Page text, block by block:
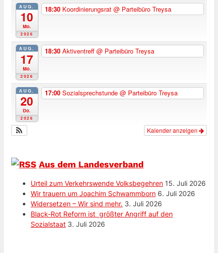
AUG.
10
Mo.
2026
18:30 Koordinierungsrat @ Parteibüro Treysa
AUG.
17
Mo.
2026
18:30 Aktiventreff @ Parteibüro Treysa
AUG.
20
Do.
2026
17:00 Sozialsprechstunde @ Parteibüro Treysa
Kalender anzeigen
Aus dem Landesverband
Urteil zum Verkehrswende Volksbegehren 15. Juli 2026
Wir trauern um Joachim Schwammborn 6. Juli 2026
Widersetzen – Wir sind mehr. 3. Juli 2026
Black-Rot Reform ist größter Angriff auf den
Sozialstaat 3. Juli 2026